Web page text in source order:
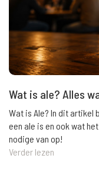
Wat is ale? Alles
Wat is Ale? In dit artikel
een ale is en ook wat
nodige van op!
Verder lezen